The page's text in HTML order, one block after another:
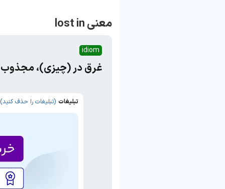
معنی lost in
idiom
غرق در (چیزی)،
تبلیغات (تبلیغات را حذف کنید)